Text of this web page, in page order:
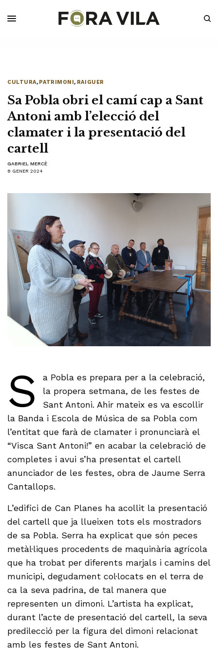
CULTURA, PATRIMONI, RAIGUER
Sa Pobla obri el camí cap a Sant
Antoni amb l’elecció del
clamater i la presentació del
cartell
GABRIEL MERCÈ
8 GENER 2024
S
a Pobla es prepara per a la celebració,
la propera setmana, de les festes de
Sant Antoni. Ahir mateix es va escollir
la Banda i Escola de Música de sa Pobla com
l’entitat que farà de clamater i pronunciarà el
“Visca Sant Antoni!” en acabar la celebració de
completes i avui s’ha presentat el cartell
anunciador de les festes, obra de Jaume Serra
Cantallops.
L’edifici de Can Planes ha acollit la presentació
del cartell que ja llueixen tots els mostradors
de sa Pobla. Serra ha explicat que són peces
metàl·liques procedents de maquinària agrícola
que ha trobat per diferents marjals i camins del
municipi, degudament col·locats en el terra de
ca la seva padrina, de tal manera que
representen un dimoni. L’artista ha explicat,
durant l’acte de presentació del cartell, la seva
predilecció per la figura del dimoni relacionat
amb les festes de Sant Antoni.